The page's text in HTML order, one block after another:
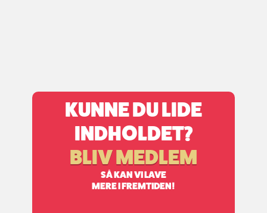
KUNNE DU LIDE
INDHOLDET?
BLIV MEDLEM
SÅ KAN VI LAVE
MERE I FREMTIDEN!